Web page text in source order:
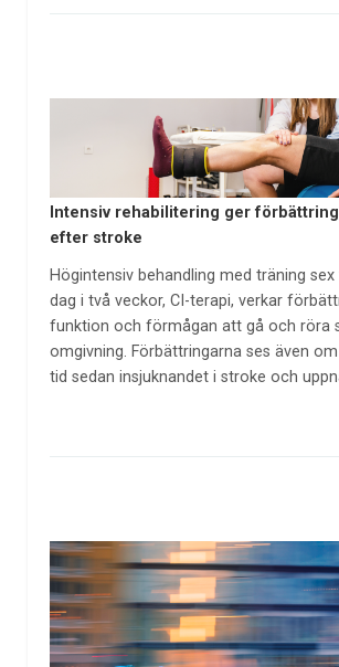
Intensiv rehabilitering ger
efter stroke
Högintensiv behandling med träning
dag i två veckor, CI-terapi, verkar
funktion och förmågan att gå och röra
omgivning. Förbättringarna ses även
tid sedan insjuknandet i stroke och